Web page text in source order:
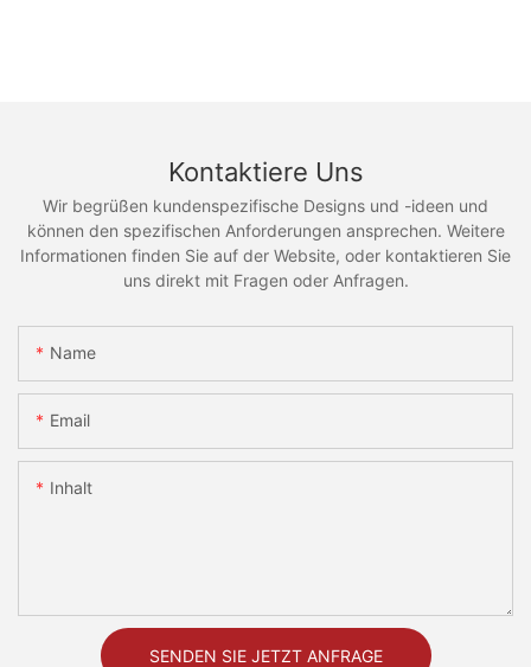
Kontaktiere Uns
Wir begrüßen kundenspezifische Designs und -ideen und
können den spezifischen Anforderungen ansprechen. Weitere
Informationen finden Sie auf der Website, oder kontaktieren Sie
uns direkt mit Fragen oder Anfragen.
Name
Email
Inhalt
SENDEN SIE JETZT ANFRAGE